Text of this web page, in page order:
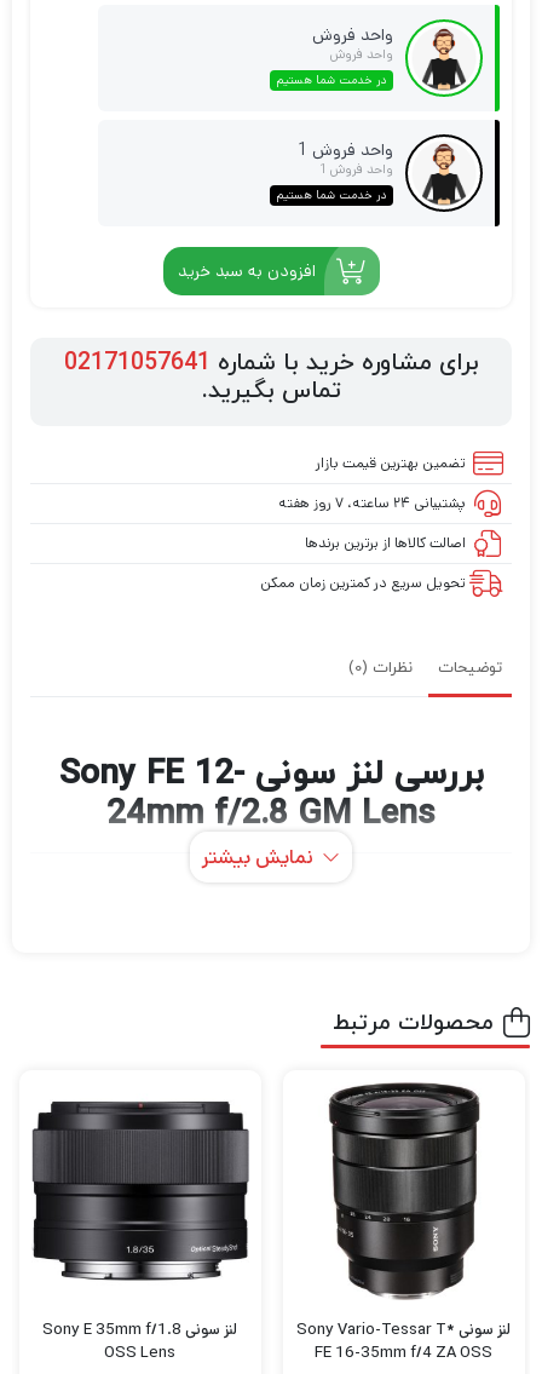
واحد فروش
واحد فروش
در خدمت شما هستیم
واحد فروش 1
واحد فروش 1
در خدمت شما هستیم
افزودن به سبد خرید
برای مشاوره خرید با شماره 02171057641
تماس بگیرید.
تضمین بهترین قیمت بازار
پشتیبانی ۲۴ ساعته، ۷ روز هفته
اصالت کالاها از برترین برندها
تحویل سریع در کمترین زمان ممکن
توضیحات نظرات (0)
بررسی لنز سونی Sony FE 12-
24mm f/2.8 GM Lens
مشخص می‌شود. ایده‌آل برای منظره، طبیعت،
معماری و کاربردهای داخلی، حداکثر دیافراگم ثابت
f/2.8 و طراحی اپتیکال پیشرفته لنز، آن را به
انتخابی عالی برای کار در شرایط تصویربرداری دشوار
تبدیل می‌کند و در عین حال تصاویری با تصحیح
خوب ارائه می‌دهد.
اگر در حرفه عکاسی و فیلمبرداری مشغول به
فعالیت هستید قطعاً برای این که بتوانید عکس
نمایش بیشتر
محصولات مرتبط
لنز سونی Sony Vario-Tessar T*
FE 16-35mm f/4 ZA OSS
لنز سونی Sony E 35mm f/1.8
OSS Lens